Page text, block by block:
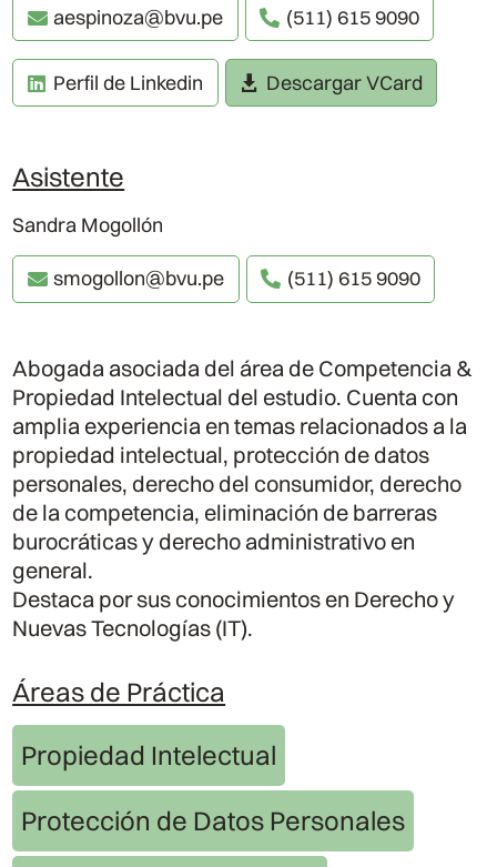
aespinoza@bvu.pe (511) 615 9090
Perfil de Linkedin Descargar VCard
Asistente
Sandra Mogollón
smogollon@bvu.pe (511) 615 9090
Abogada asociada del área de Competencia &
Propiedad Intelectual del estudio. Cuenta con
amplia experiencia en temas relacionados a la
propiedad intelectual, protección de datos
personales, derecho del consumidor, derecho
de la competencia, eliminación de barreras
burocráticas y derecho administrativo en
general.
Destaca por sus conocimientos en Derecho y
Nuevas Tecnologías (IT).
Áreas de Práctica
Propiedad Intelectual
Protección de Datos Personales